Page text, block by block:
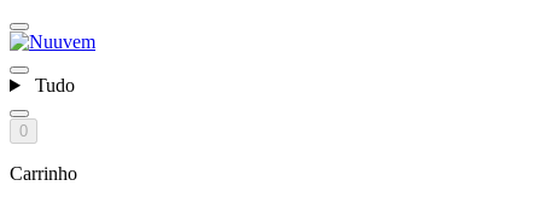
Tudo
0
Carrinho